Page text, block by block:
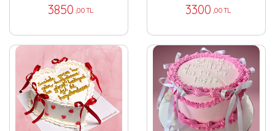
3850 ,00 TL 3300 ,00 TL